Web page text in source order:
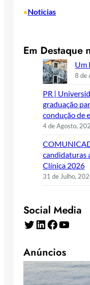
•Noticias
Em Destaque
Um
8 de
PR |
graduação
condução de
4 de Agosto,
candidaturas
Clínica 2026
31 de Julho,
Social Media
Twitter LinkedIn Facebook YouTube
Anúncios